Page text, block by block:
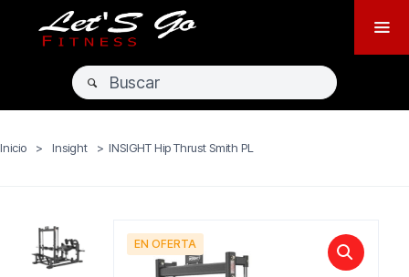
Inicio > Insight > INSIGHT Hip Thrust Smith PL
EN OFERTA